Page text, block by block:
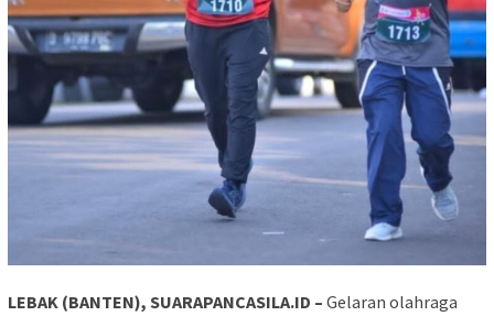
LEBAK (BANTEN), SUARAPANCASILA.ID – Gelaran olahraga